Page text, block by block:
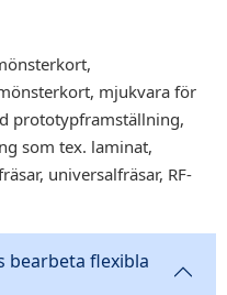
mjukvara för
prototypframställning,
som tex. laminat,
universalfräsar, RF-
bearbeta flexibla